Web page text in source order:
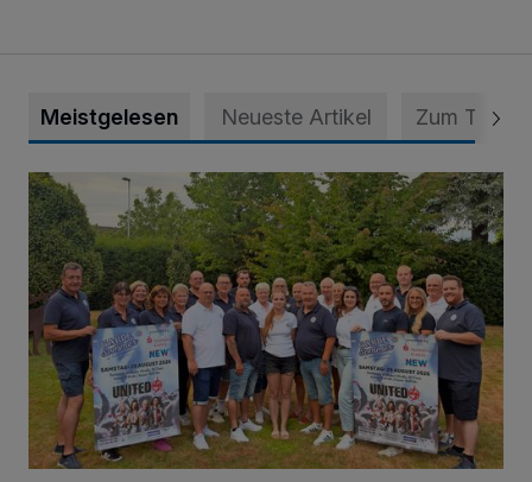
Meistgelesen Neueste Artikel Zum Thema
Das Open Air-Event in St. Tönis